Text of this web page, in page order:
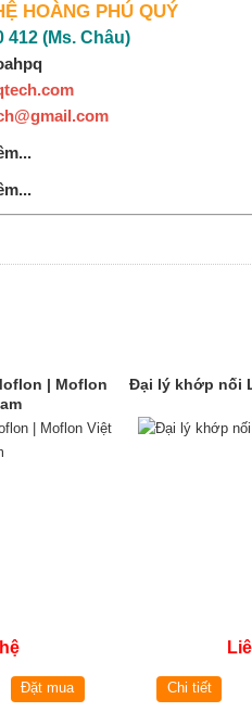
HOÀNG PHÚ QUÝ
412 (Ms. Châu)
| Moflon
Đặt mua
Đại lý khớp nối
Chi tiết